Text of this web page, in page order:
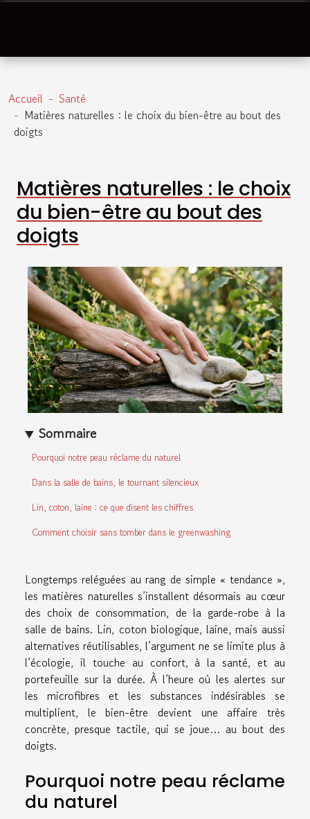
Accueil
Santé
Matières naturelles : le choix du bien-être au bout des
doigts
Matières naturelles : le choix
du bien-être au bout des
doigts
Sommaire
Pourquoi notre peau réclame du naturel
Dans la salle de bains, le tournant silencieux
Lin, coton, laine : ce que disent les chiffres
Comment choisir sans tomber dans le greenwashing
Longtemps reléguées au rang de simple « tendance »,
les matières naturelles s’installent désormais au cœur
des choix de consommation, de la garde-robe à la
salle de bains. Lin, coton biologique, laine, mais aussi
alternatives réutilisables, l’argument ne se limite plus à
l’écologie, il touche au confort, à la santé, et au
portefeuille sur la durée. À l’heure où les alertes sur
les microfibres et les substances indésirables se
multiplient, le bien-être devient une affaire très
concrète, presque tactile, qui se joue… au bout des
doigts.
Pourquoi notre peau réclame
du naturel